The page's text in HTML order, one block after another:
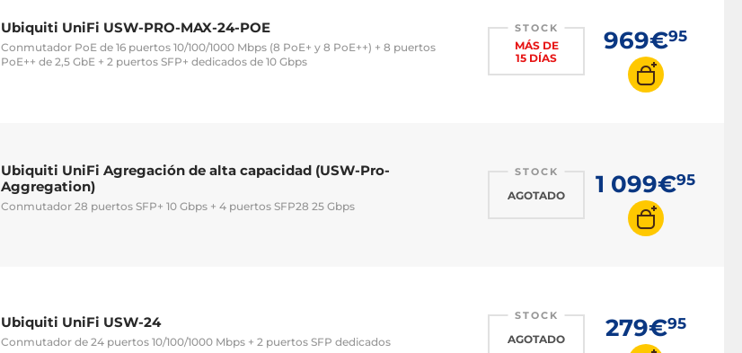
Ubiquiti UniFi USW-PRO-MAX-24-POE
Conmutador PoE de 16 puertos 10/100/1000 Mbps (8 PoE+ y 8 PoE++) + 8 puertos
PoE++ de 2,5 GbE + 2 puertos SFP+ dedicados de 10 Gbps
STOCK
MÁS DE
15 DÍAS
969€95
Ubiquiti UniFi Agregación de alta capacidad (USW-Pro-
Aggregation)
Conmutador 28 puertos SFP+ 10 Gbps + 4 puertos SFP28 25 Gbps
STOCK
AGOTADO 1 099€95
Ubiquiti UniFi USW-24
Conmutador de 24 puertos 10/100/1000 Mbps + 2 puertos SFP dedicados
STOCK
AGOTADO 279€95